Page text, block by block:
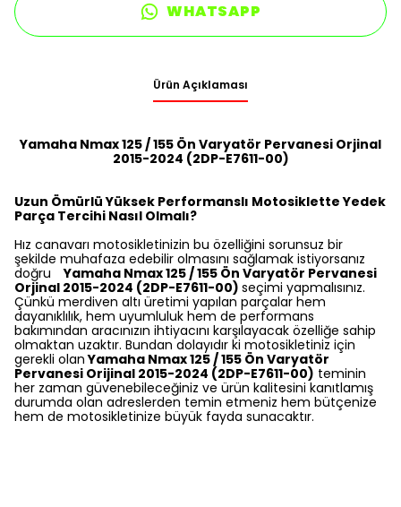
WHATSAPP
Ürün Açıklaması
Yamaha Nmax 125 / 155 Ön Varyatör Pervanesi Orjinal
2015-2024 (2DP-E7611-00)
Uzun Ömürlü Yüksek Performanslı Motosiklette Yedek
Parça Tercihi Nasıl Olmalı?
Hız canavarı motosikletinizin bu özelliğini sorunsuz bir
şekilde muhafaza edebilir olmasını sağlamak istiyorsanız
doğru Yamaha Nmax 125 / 155 Ön Varyatör Pervanesi
Orjinal 2015-2024 (2DP-E7611-00) seçimi yapmalısınız.
Çünkü merdiven altı üretimi yapılan parçalar hem
dayanıklılık, hem uyumluluk hem de performans
bakımından aracınızın ihtiyacını karşılayacak özelliğe sahip
olmaktan uzaktır. Bundan dolayıdır ki motosikletiniz için
gerekli olanYamaha Nmax 125 / 155 Ön Varyatör
Pervanesi Orijinal 2015-2024 (2DP-E7611-00) teminin
her zaman güvenebileceğiniz ve ürün kalitesini kanıtlamış
durumda olan adreslerden temin etmeniz hem bütçenize
hem de motosikletinize büyük fayda sunacaktır.